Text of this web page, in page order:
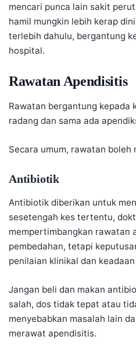
mencari punca lain sakit
hamil mungkin lebih kerap
terlebih dahulu, bergantung
hospital.
Rawatan Apendisitis
Rawatan bergantung kepada
radang dan sama ada
Secara umum, rawatan boleh
Antibiotik
Antibiotik diberikan untuk
sesetengah kes tertentu,
mempertimbangkan rawatan
pembedahan, tetapi
penilaian klinikal dan
Jangan beli dan makan
salah, dos tidak tepat atau
menyebabkan masalah lain
merawat apendisitis.